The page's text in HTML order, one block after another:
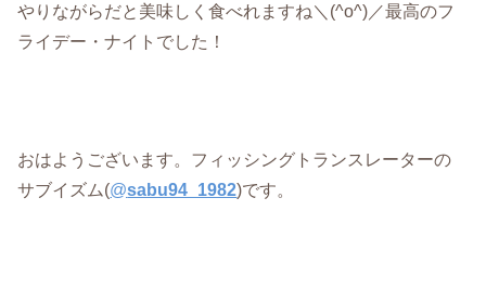
やりながらだと美味しく食べれますね＼(^o^)／最高のフ
ライデー・ナイトでした！
おはようございます。フィッシングトランスレーターの
サブイズム(@sabu94_1982)です。